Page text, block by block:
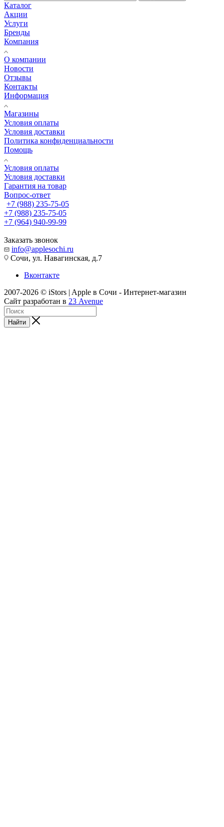
Каталог
Акции
Услуги
Бренды
Компания
О компании
Новости
Отзывы
Контакты
Информация
Магазины
Условия оплаты
Условия доставки
Политика конфиденциальности
Помощь
Условия оплаты
Условия доставки
Гарантия на товар
Вопрос-ответ
+7 (988) 235-75-05
+7 (988) 235-75-05
+7 (964) 940-99-99
Заказать звонок
info@applesochi.ru
Сочи, ул. Навагинская, д.7
Вконтакте
2007-2026 © iStors | Apple в Сочи - Интернет-магазин
Сайт разработан в 23 Avenue
Найти